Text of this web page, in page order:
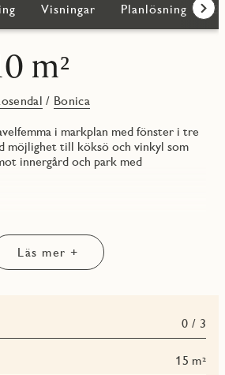
Visningar Planlösning
m²
/ Bonica
i markplan med fönster i tre
möjlighet till köksö och vinkyl som
innergård och park med
välja till vägg och dörr mellan kök
linje på planlösning. Även
för ett större vardagsrum – se
Läs mer +
0 / 3
15 m²